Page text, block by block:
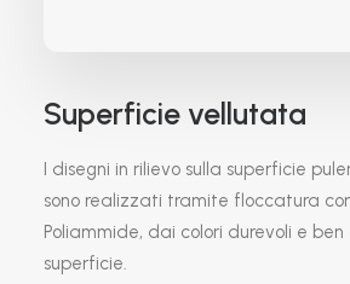
Superficie vellutata
I disegni in rilievo sulla superficie
sono realizzati tramite floccatura
Poliammide, dai colori durevoli e
superficie.